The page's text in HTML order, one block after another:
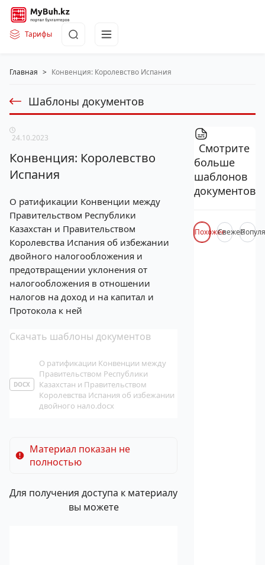
Тарифы
Главная > Конвенция: Королевство Испания
Шаблоны документов
24.10.2023
Конвенция: Королевство
Испания
О ратификации Конвенции между
Правительством Республики
Казахстан и Правительством
Королевства Испания об избежании
двойного налогообложения и
предотвращении уклонения от
налогообложения в отношении
налогов на доход и на капитал и
Протокола к ней
Скачать шаблоны документов
DOCX
О ратификации Конвенции между
Правительством Республики
Казахстан и Правительством
Королевства Испания об избежании
двойного нало.docx
Материал показан не
полностью
Для получения доступа к материалу
вы можете
Смотрите
больше
шаблонов
документов
ПохожееСвежее